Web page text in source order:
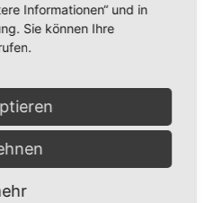
Informationen“ und in
Sie können Ihre